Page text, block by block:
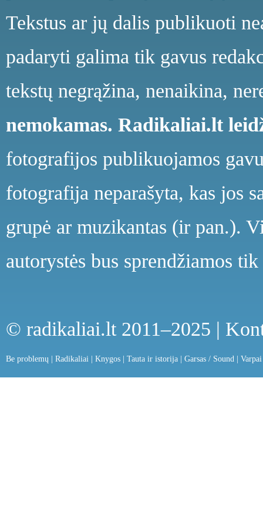
Tekstus ar jų dalis publikuoti
padaryti galima tik gavus
tekstų negrąžina, nenaikina,
nemokamas. Radikaliai.lt
fotografijos publikuojamos
fotografija neparašyta, kas jos
grupė ar muzikantas (ir pan.).
autorystės bus sprendžiamos
© radikaliai.lt 2011–2025 |
Be problemų Radikaliai Knygos Tauta ir istorija Garsas / Sound Varpai